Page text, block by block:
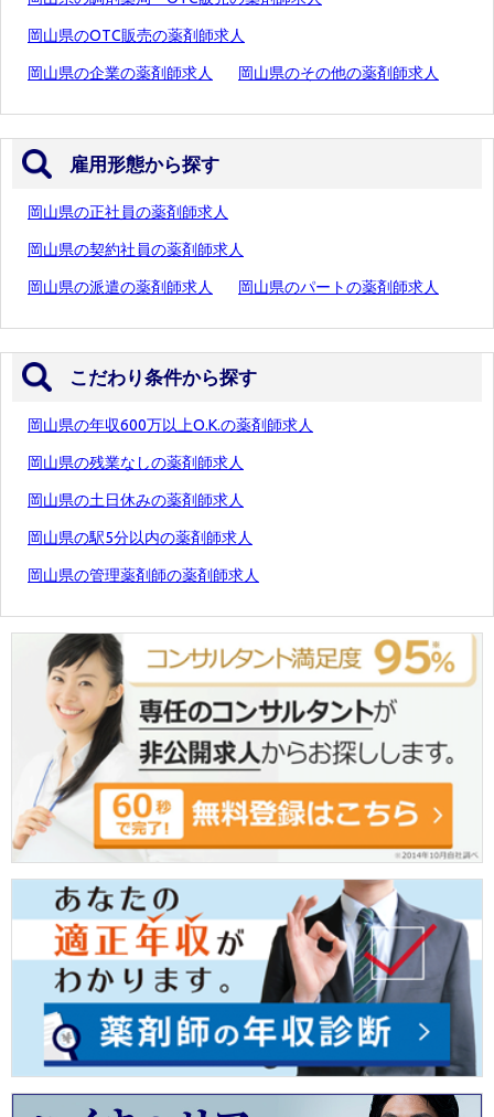
岡山県のOTC販売の薬剤師求人
岡山県の企業の薬剤師求人 岡山県のその他の薬剤師求人
雇用形態から探す
岡山県の正社員の薬剤師求人
岡山県の契約社員の薬剤師求人
岡山県の派遣の薬剤師求人 岡山県のパートの薬剤師求人
こだわり条件から探す
岡山県の年収600万以上O.K.の薬剤師求人
岡山県の残業なしの薬剤師求人
岡山県の土日休みの薬剤師求人
岡山県の駅5分以内の薬剤師求人
岡山県の管理薬剤師の薬剤師求人